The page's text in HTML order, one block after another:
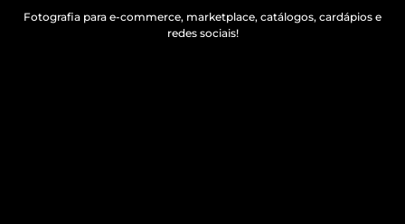
Fotografia para e-commerce, marketplace, catálogos, cardápios e
redes sociais!